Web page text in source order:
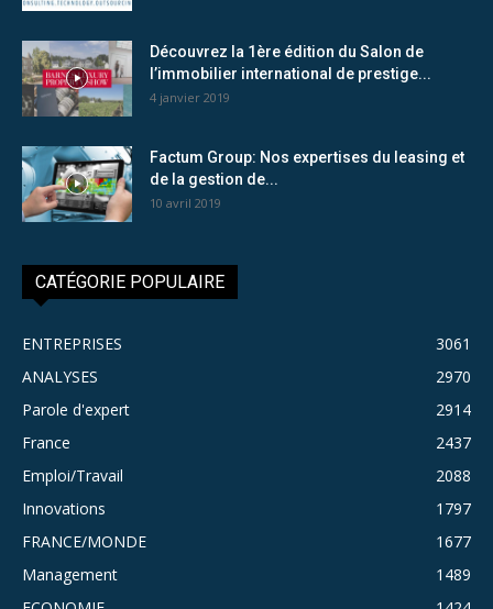
Découvrez la 1ère édition du Salon de
l’immobilier international de prestige...
4 janvier 2019
Factum Group: Nos expertises du leasing et
de la gestion de...
10 avril 2019
CATÉGORIE POPULAIRE
ENTREPRISES
3061
ANALYSES
2970
Parole d'expert
2914
France
2437
Emploi/Travail
2088
Innovations
1797
FRANCE/MONDE
1677
Management
1489